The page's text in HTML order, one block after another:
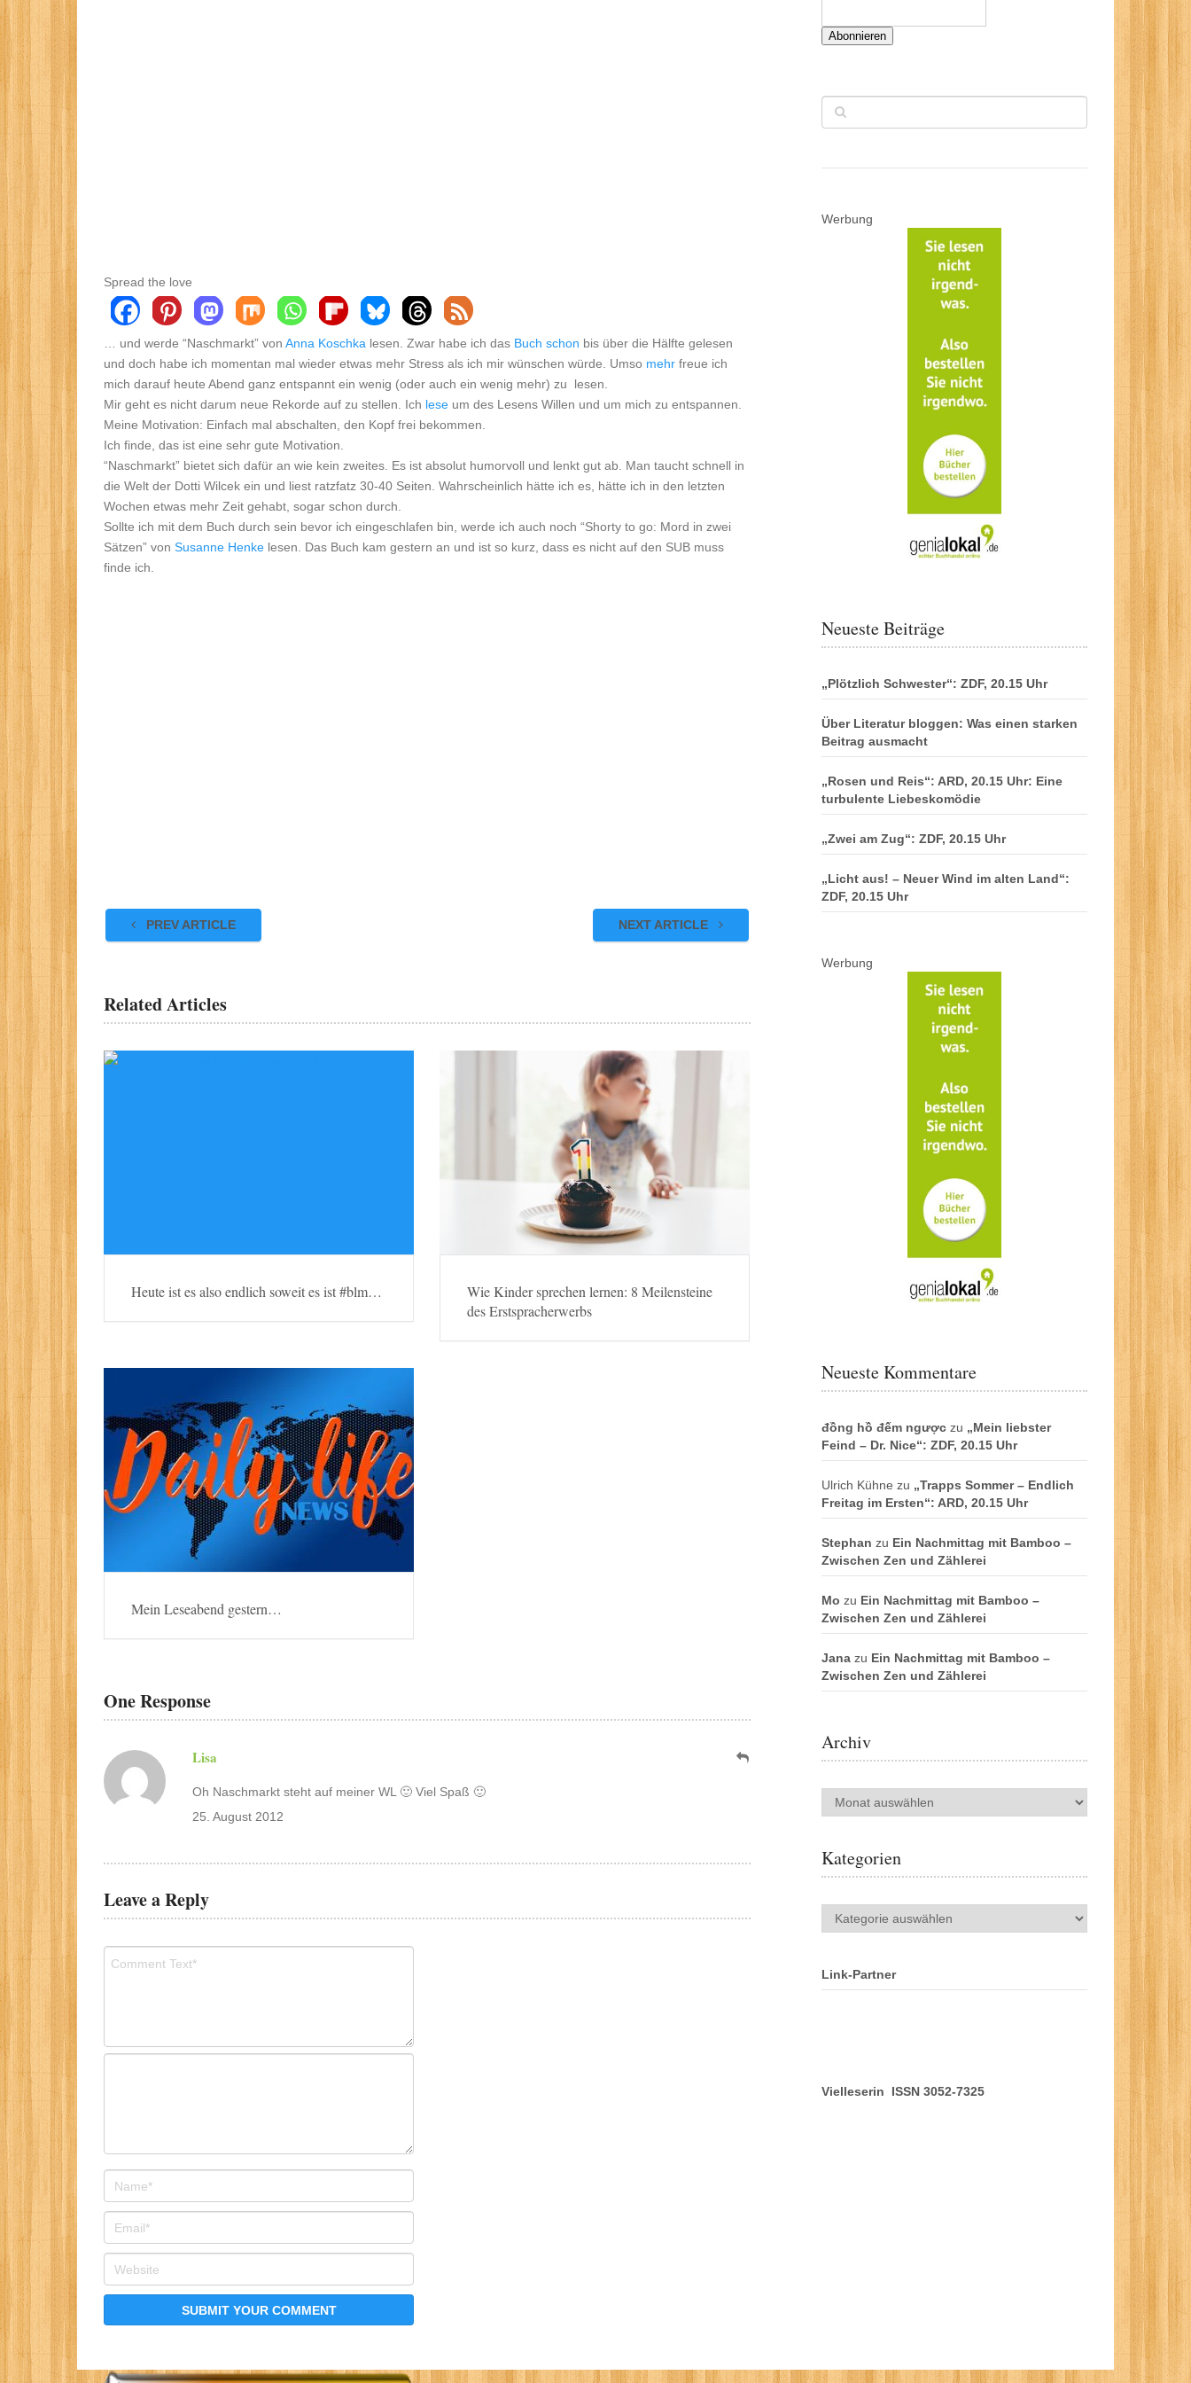
Spread the love
… und werde “Naschmarkt” von Anna Koschka lesen. Zwar habe ich das Buch schon bis über die Hälfte gelesen
und doch habe ich momentan mal wieder etwas mehr Stress als ich mir wünschen würde. Umso mehr freue ich
mich darauf heute Abend ganz entspannt ein wenig (oder auch ein wenig mehr) zu lesen.
Mir geht es nicht darum neue Rekorde auf zu stellen. Ich lese um des Lesens Willen und um mich zu entspannen.
Meine Motivation: Einfach mal abschalten, den Kopf frei bekommen.
Ich finde, das ist eine sehr gute Motivation.
“Naschmarkt” bietet sich dafür an wie kein zweites. Es ist absolut humorvoll und lenkt gut ab. Man taucht schnell in
die Welt der Dotti Wilcek ein und liest ratzfatz 30-40 Seiten. Wahrscheinlich hätte ich es, hätte ich in den letzten
Wochen etwas mehr Zeit gehabt, sogar schon durch.
Sollte ich mit dem Buch durch sein bevor ich eingeschlafen bin, werde ich auch noch “Shorty to go: Mord in zwei
Sätzen” von Susanne Henke lesen. Das Buch kam gestern an und ist so kurz, dass es nicht auf den SUB muss
finde ich.
PREV ARTICLE NEXT ARTICLE
Related Articles
Heute ist es also endlich soweit es ist #blm…
Wie Kinder sprechen lernen: 8 Meilensteine
des Erstspracherwerbs
Mein Leseabend gestern…
One Response
Lisa
Oh Naschmarkt steht auf meiner WL 🙂 Viel Spaß 🙂
25. August 2012
Leave a Reply
Abonnieren
Werbung
Neueste Beiträge
„Plötzlich Schwester“: ZDF, 20.15 Uhr
Über Literatur bloggen: Was einen starken
Beitrag ausmacht
„Rosen und Reis“: ARD, 20.15 Uhr: Eine
turbulente Liebeskomödie
„Zwei am Zug“: ZDF, 20.15 Uhr
„Licht aus! – Neuer Wind im alten Land“:
ZDF, 20.15 Uhr
Werbung
Neueste Kommentare
đồng hồ đếm ngược zu „Mein liebster
Feind – Dr. Nice“: ZDF, 20.15 Uhr
Ulrich Kühne zu „Trapps Sommer – Endlich
Freitag im Ersten“: ARD, 20.15 Uhr
Stephan zu Ein Nachmittag mit Bamboo –
Zwischen Zen und Zählerei
Mo zu Ein Nachmittag mit Bamboo –
Zwischen Zen und Zählerei
Jana zu Ein Nachmittag mit Bamboo –
Zwischen Zen und Zählerei
Archiv
Archiv
Kategorien
Kategorien
Link-Partner
Vielleserin ISSN 3052-7325